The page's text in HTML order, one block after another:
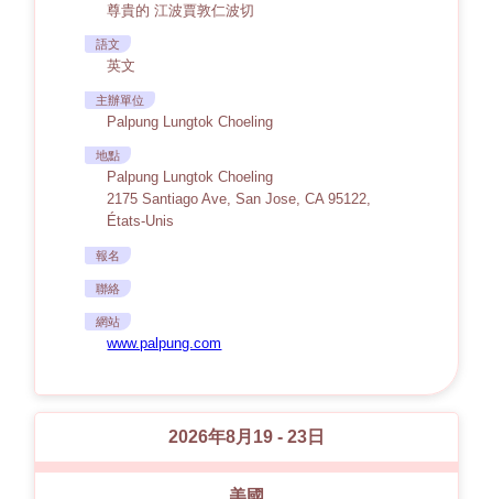
尊貴的 江波賈敦仁波切
語文
英文
主辦單位
Palpung Lungtok Choeling
地點
Palpung Lungtok Choeling
2175 Santiago Ave, San Jose, CA 95122,
États-Unis
報名
聯絡
網站
www.palpung.com
2026年8月19 - 23日